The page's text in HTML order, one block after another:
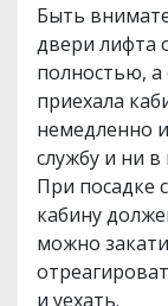
Быть
двери лифта
полностью, а
приехала
немедленно
службу и ни
При посадке
кабину
можно
и уехать.